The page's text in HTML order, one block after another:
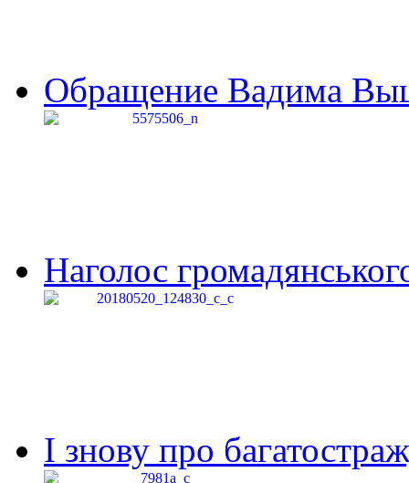
Обращение Вадима
Наголос
І знову про